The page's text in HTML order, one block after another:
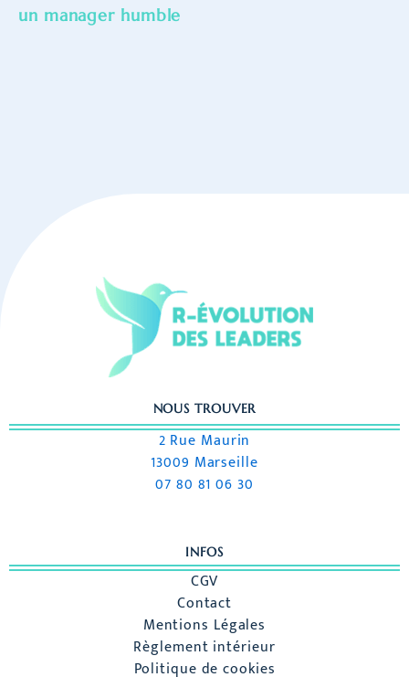
un manager humble
NOUS TROUVER
2 Rue Maurin
13009 Marseille
07 80 81 06 30
INFOS
CGV
Contact
Mentions Légales
Règlement intérieur
Politique de cookies